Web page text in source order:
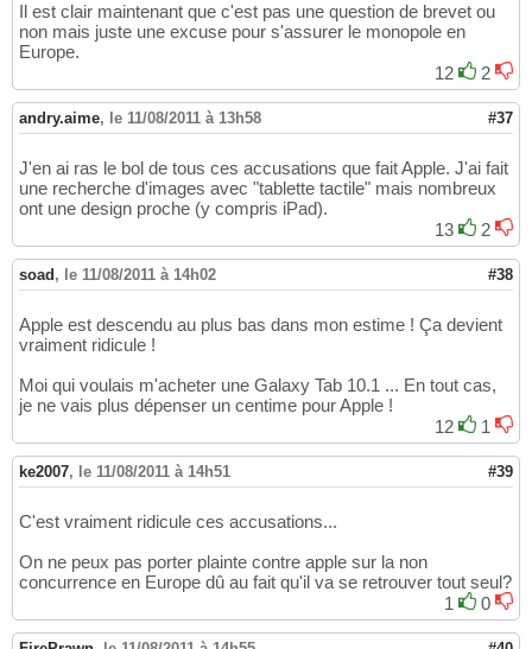
Il est clair maintenant que c'est pas une question de brevet ou
non mais juste une excuse pour s'assurer le monopole en
Europe.
12
2
andry.aime, le 11/08/2011 à 13h58 #37
J'en ai ras le bol de tous ces accusations que fait Apple. J'ai fait
une recherche d'images avec "tablette tactile" mais nombreux
ont une design proche (y compris iPad).
13
2
soad , le 11/08/2011 à 14h02 #38
Apple est descendu au plus bas dans mon estime ! Ça devient
vraiment ridicule !
Moi qui voulais m'acheter une Galaxy Tab 10.1 ... En tout cas,
je ne vais plus dépenser un centime pour Apple !
12
1
ke2007, le 11/08/2011 à 14h51 #39
C'est vraiment ridicule ces accusations...
On ne peux pas porter plainte contre apple sur la non
concurrence en Europe dû au fait qu'il va se retrouver tout seul?
1
0